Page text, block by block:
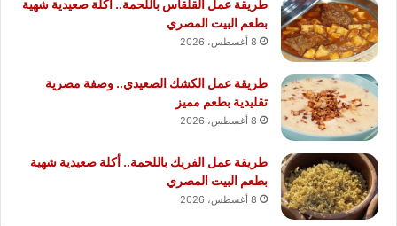
طريقة عمل القلقاس باللحمة.. أكلة صعيدية شهية
بطعم البيت المصري
8 أغسطس، 2026
طريقة عمل الكشك الصعيدي.. وصفة مصرية
تقليدية بطعم مميز
8 أغسطس، 2026
طريقة عمل الفريك باللحمة.. أكلة صعيدية شهية
بطعم البيت المصري
8 أغسطس، 2026